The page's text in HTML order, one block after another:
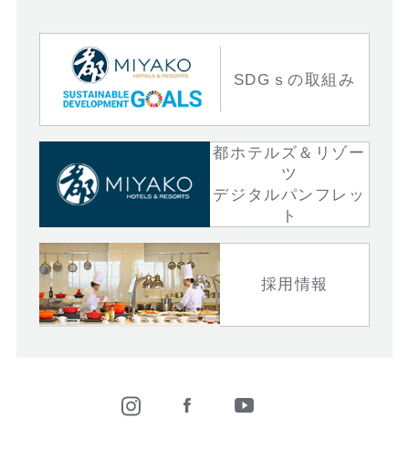
SDGｓの取組み
都ホテルズ＆リゾー
ツ
デジタルパンフレッ
ト
採用情報